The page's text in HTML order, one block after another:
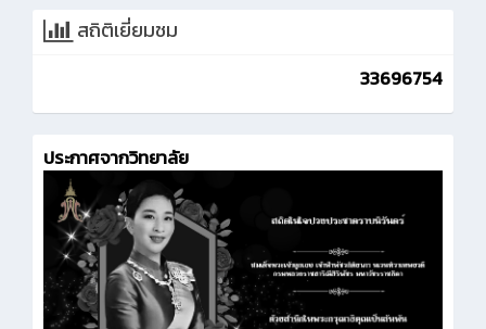
สถิติเยี่ยมชม
33696754
ประกาศจากวิทยาลัย